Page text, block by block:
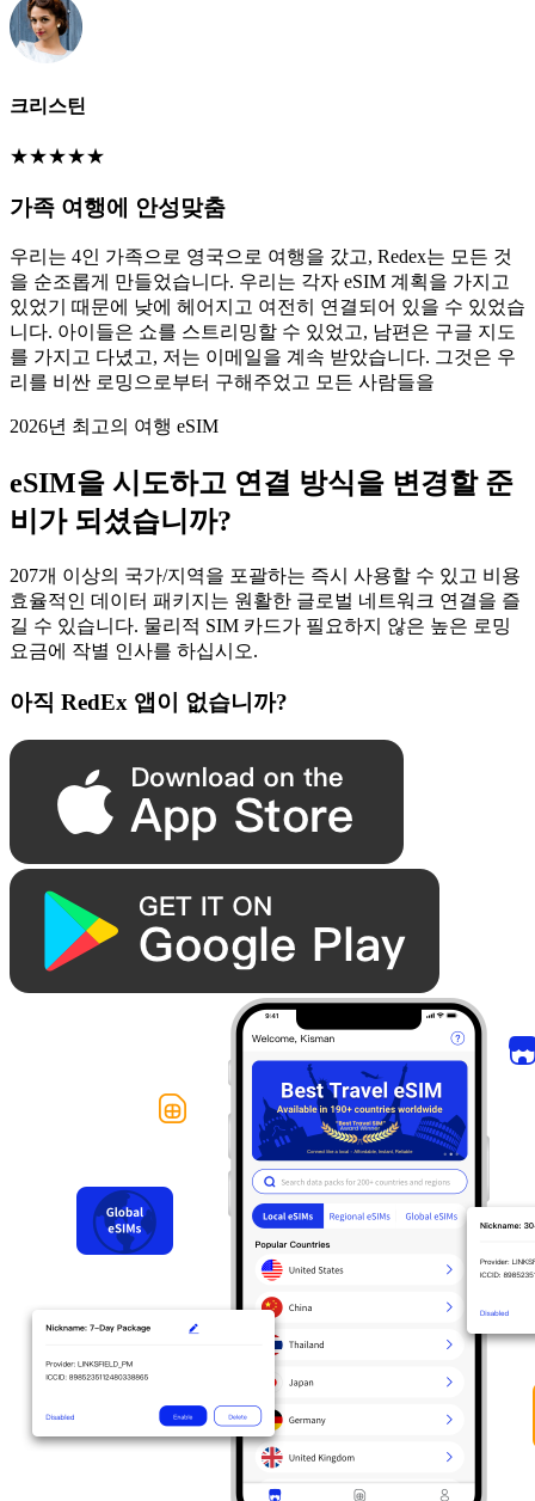
크리스틴
★★★★★
가족 여행에 안성맞춤
우리는 4인 가족으로 영국으로 여행을 갔고, Redex는 모든 것
을 순조롭게 만들었습니다. 우리는 각자 eSIM 계획을 가지고
있었기 때문에 낮에 헤어지고 여전히 연결되어 있을 수 있었습
니다. 아이들은 쇼를 스트리밍할 수 있었고, 남편은 구글 지도
를 가지고 다녔고, 저는 이메일을 계속 받았습니다. 그것은 우
리를 비싼 로밍으로부터 구해주었고 모든 사람들을
2026년 최고의 여행 eSIM
eSIM을 시도하고 연결 방식을 변경할 준
비가 되셨습니까?
207개 이상의 국가/지역을 포괄하는 즉시 사용할 수 있고 비용
효율적인 데이터 패키지는 원활한 글로벌 네트워크 연결을 즐
길 수 있습니다. 물리적 SIM 카드가 필요하지 않은 높은 로밍
요금에 작별 인사를 하십시오.
아직 RedEx 앱이 없습니까?